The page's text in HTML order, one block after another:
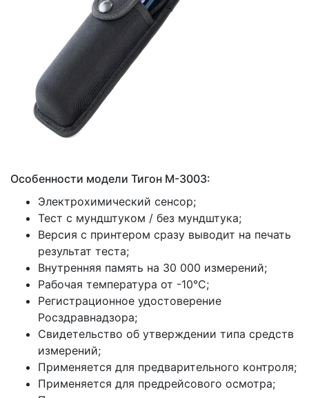
Особенности модели Тигон М-3003:
Электрохимический сенсор;
Тест с мундштуком / без мундштука;
Версия с принтером сразу выводит на печать
результат теста;
Внутренняя память на 30 000 измерений;
Рабочая температура от -10°С;
Регистрационное удостоверение
Росздравнадзора;
Свидетельство об утверждении типа средств
измерений;
Применяется для предварительного контроля;
Применяется для предрейсового осмотра;